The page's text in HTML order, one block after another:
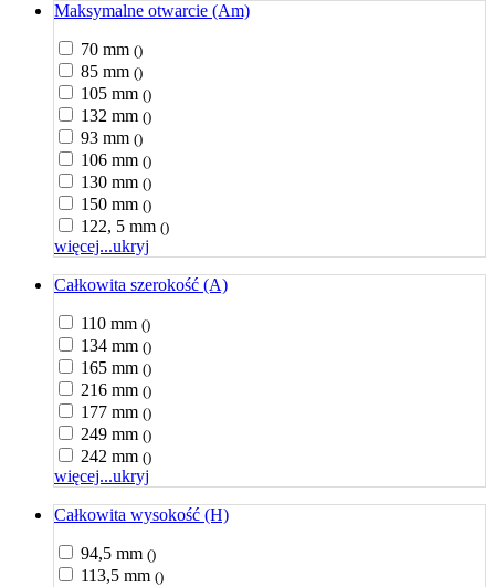
Maksymalne otwarcie (Am)
70 mm ()
85 mm ()
105 mm ()
132 mm ()
93 mm ()
106 mm ()
130 mm ()
150 mm ()
122, 5 mm ()
więcej...ukryj
Całkowita szerokość (A)
110 mm ()
134 mm ()
165 mm ()
216 mm ()
177 mm ()
249 mm ()
242 mm ()
więcej...ukryj
Całkowita wysokość (H)
94,5 mm ()
113,5 mm ()